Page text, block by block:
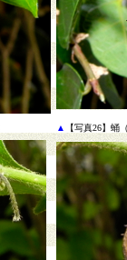
▲ 【写真26】